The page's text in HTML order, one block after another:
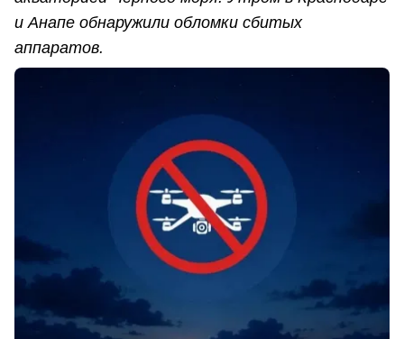
и Анапе обнаружили обломки сбитых
аппаратов.